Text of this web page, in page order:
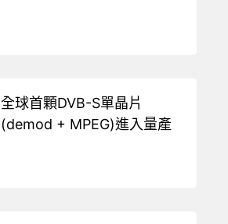
全球首顆DVB-S單晶片
(demod + MPEG)進入量產